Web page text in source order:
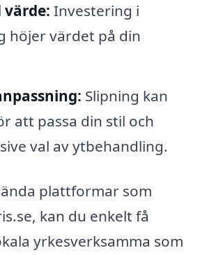
Investering i
höjer värdet på din
Slipning kan
att passa din stil och
val av ytbehandling.
plattformar som
kan du enkelt få
yrkesverksamma som